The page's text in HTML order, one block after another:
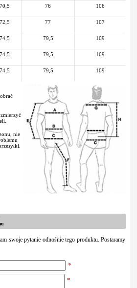
70,5 76 106
72,5 77 107
74,5 79,5 109
74,5 79,5 109
74,5 79,5 109
nie
swoje pytanie odnośnie tego produktu. Postaramy